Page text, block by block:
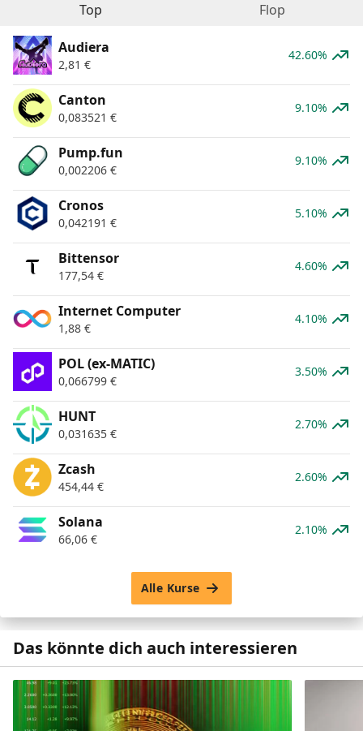
Top Flop
Audiera
2,81 €
42.60%
Canton
0,083521 €
9.10%
Pump.fun
0,002206 €
9.10%
Cronos
0,042191 €
5.10%
Bittensor
177,54 €
4.60%
Internet Computer
1,88 €
4.10%
POL (ex-MATIC)
0,066799 €
3.50%
HUNT
0,031635 €
2.70%
Zcash
454,44 €
2.60%
Solana
66,06 €
2.10%
Alle Kurse
Das könnte dich auch interessieren